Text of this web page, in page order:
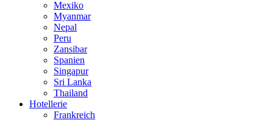
Mexiko
Myanmar
Nepal
Peru
Zansibar
Spanien
Singapur
Sri Lanka
Thailand
Hotellerie
Frankreich